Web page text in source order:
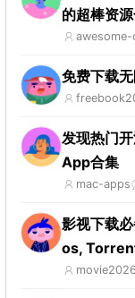
的超棒资
免费下载
freebook
发现热门
App合集
mac-apps
影视下载
os,
movie